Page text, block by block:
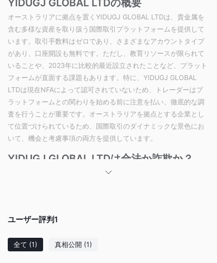
YIDUGJ GLOBAL LTDの概要
オーストラリアに拠点を置くYIDUGJ GLOBAL LTDは、貴金属を
含む多様な資産を取り扱う国際取引プラットフォームを提供して
います。取引手数料はゼロであり、さまざまなアカウントタイプ
があり、口座開設も無料です。ただし、教育リソースが限られて
いることや、2023年に比較的最近設立されたことなど、プラット
フォームが直面する課題もあります。特に、YIDUGJ GLOBAL
LTDは現在NFAによって認可されていないため、トレーダーはプ
ラットフォームとの関わりを始める前に注意を払い、徹底的な調
査を行うことが重要です。オーストラリアを拠点とする企業とし
て位置づけられているため、国際取引のダイナミックな景色にお
いて、機会と考慮事項の両方を提供しています。
YIDUGJ GLOBAL LTDは合法か詐欺か？
現在、YIDUGJ GLOBAL LTDはアメリカのNFA（全米先物取引協
を払う必要があります。
す。規制されていない組織は透明性や顧客保護策が不足している
ユーザー評判1
全て (1) 真相公開 (1)